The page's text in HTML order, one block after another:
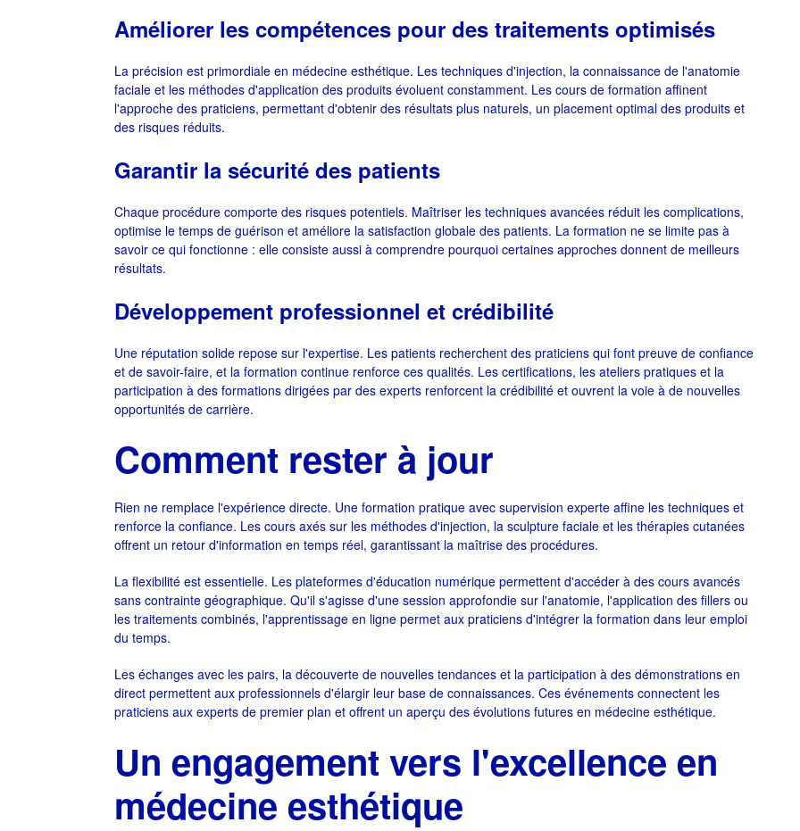
Améliorer les compétences pour des traitements optimisés
La précision est primordiale en médecine esthétique. Les techniques d'injection, la connaissance de l'anatomie
faciale et les méthodes d'application des produits évoluent constamment. Les cours de formation affinent
l'approche des praticiens, permettant d'obtenir des résultats plus naturels, un placement optimal des produits et
des risques réduits.
Garantir la sécurité des patients
Chaque procédure comporte des risques potentiels. Maîtriser les techniques avancées réduit les complications,
optimise le temps de guérison et améliore la satisfaction globale des patients. La formation ne se limite pas à
savoir ce qui fonctionne : elle consiste aussi à comprendre pourquoi certaines approches donnent de meilleurs
résultats.
Développement professionnel et crédibilité
Une réputation solide repose sur l'expertise. Les patients recherchent des praticiens qui font preuve de confiance
et de savoir-faire, et la formation continue renforce ces qualités. Les certifications, les ateliers pratiques et la
participation à des formations dirigées par des experts renforcent la crédibilité et ouvrent la voie à de nouvelles
opportunités de carrière.
Comment rester à jour
Rien ne remplace l'expérience directe. Une formation pratique avec supervision experte affine les techniques et
renforce la confiance. Les cours axés sur les méthodes d'injection, la sculpture faciale et les thérapies cutanées
offrent un retour d'information en temps réel, garantissant la maîtrise des procédures.
La flexibilité est essentielle. Les plateformes d'éducation numérique permettent d'accéder à des cours avancés
sans contrainte géographique. Qu'il s'agisse d'une session approfondie sur l'anatomie, l'application des fillers ou
les traitements combinés, l'apprentissage en ligne permet aux praticiens d'intégrer la formation dans leur emploi
du temps.
Les échanges avec les pairs, la découverte de nouvelles tendances et la participation à des démonstrations en
direct permettent aux professionnels d'élargir leur base de connaissances. Ces événements connectent les
praticiens aux experts de premier plan et offrent un aperçu des évolutions futures en médecine esthétique.
Un engagement vers l'excellence en
médecine esthétique